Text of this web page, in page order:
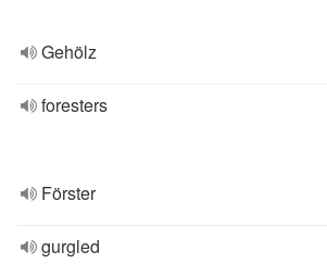
Gehölz
foresters
Förster
gurgled